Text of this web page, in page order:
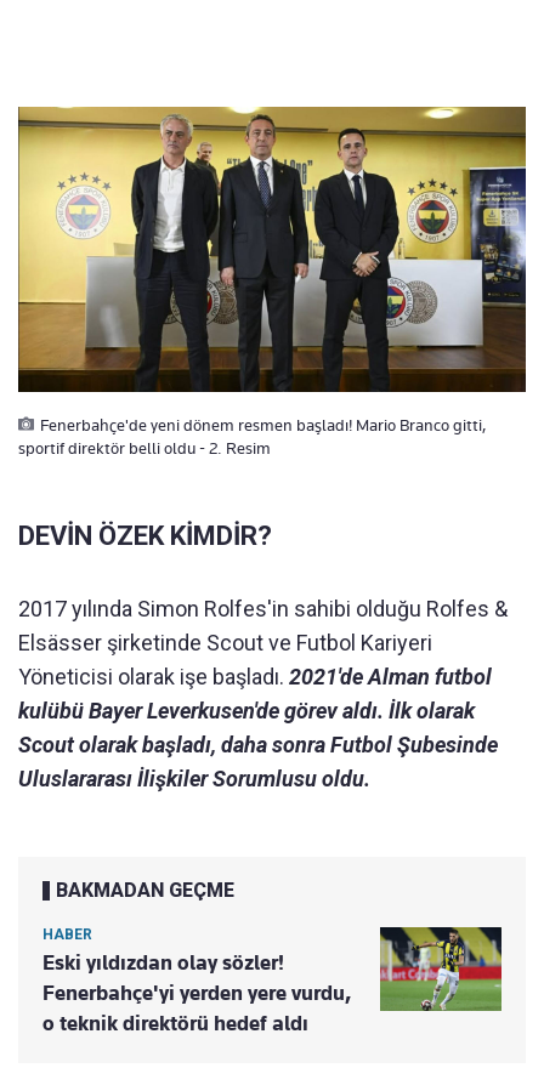
Fenerbahçe'de yeni dönem resmen başladı! Mario Branco gitti,
sportif direktör belli oldu - 2. Resim
DEVİN ÖZEK KİMDİR?
2017 yılında Simon Rolfes'in sahibi olduğu Rolfes &
Elsässer şirketinde Scout ve Futbol Kariyeri
Yöneticisi olarak işe başladı. 2021'de Alman futbol
kulübü Bayer Leverkusen'de görev aldı. İlk olarak
Scout olarak başladı, daha sonra Futbol Şubesinde
Uluslararası İlişkiler Sorumlusu oldu.
BAKMADAN GEÇME
HABER
Eski yıldızdan olay sözler!
Fenerbahçe'yi yerden yere vurdu,
o teknik direktörü hedef aldı